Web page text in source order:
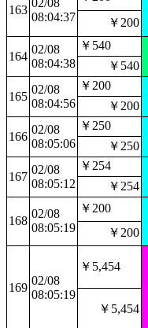
163
02/08
08:04:37
￥200
164
02/08
08:04:38
￥540
￥540
165
02/08
08:04:56
￥200
￥200
166
02/08
08:05:06
￥250
￥250
167
02/08
08:05:12
￥254
￥254
168
02/08
08:05:19
￥200
￥200
169
02/08
08:05:19
￥5,454
￥5,454